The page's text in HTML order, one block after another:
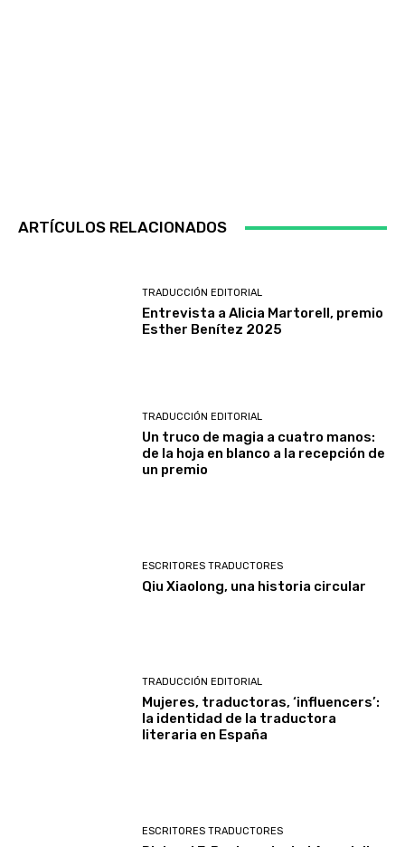
ARTÍCULOS RELACIONADOS
TRADUCCIÓN EDITORIAL
Entrevista a Alicia Martorell, premio
Esther Benítez 2025
TRADUCCIÓN EDITORIAL
Un truco de magia a cuatro manos:
de la hoja en blanco a la recepción de
un premio
ESCRITORES TRADUCTORES
Qiu Xiaolong, una historia circular
TRADUCCIÓN EDITORIAL
Mujeres, traductoras, ‘influencers’:
la identidad de la traductora
literaria en España
ESCRITORES TRADUCTORES